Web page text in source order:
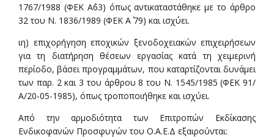
1767/1988 (ΦΕΚ Α΄63) όπως αντικαταστάθηκε με το άρθρο
32 του Ν. 1836/1989 (ΦΕΚ Α΄ 79) και ισχύει.
ιη) επιχορήγηση εποχικών ξενοδοχειακών επιχειρήσεων
για τη διατήρηση θέσεων εργασίας κατά τη χειμερινή
περίοδο, βάσει προγραμμάτων, που καταρτίζονται δυνάμει
των παρ. 2 και 3 του άρθρου 8 του Ν. 1545/1985 (ΦΕΚ 91/
Α/20-05-1985), όπως τροποποιήθηκε και ισχύει.
Από την αρμοδιότητα των Επιτροπών Εκδίκασης
Ενδικοφανών Προσφυγών του Ο.Α.Ε.Δ εξαιρούνται: